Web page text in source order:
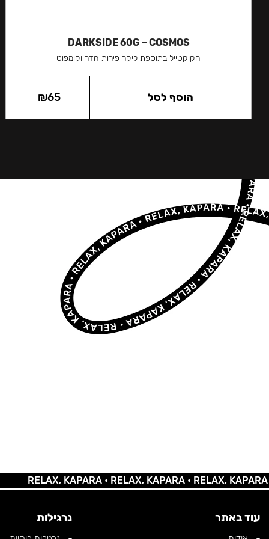
DARKSIDE 60G – COSMOS
הקוקטייל בתוספת ליקר פירות הדר וקומפוט
₪65 הוסף לסל
KAPARA •RELAX, KAPARA •RELAX, KAPARA •
עוד באתר נרגילות